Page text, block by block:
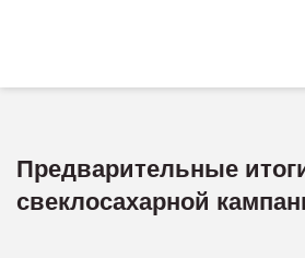
Предварительные
свеклосахарной